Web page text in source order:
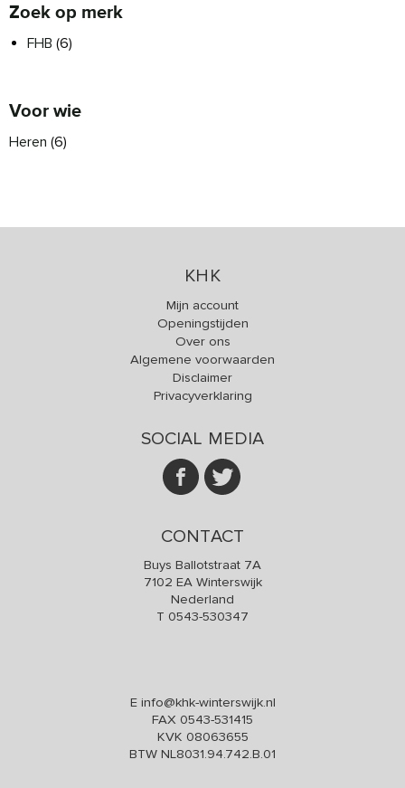
Zoek op merk
FHB (6)
Voor wie
Heren (6)
KHK
Mijn account
Openingstijden
Over ons
Algemene voorwaarden
Disclaimer
Privacyverklaring
SOCIAL MEDIA
CONTACT
Buys Ballotstraat 7A
7102 EA Winterswijk
Nederland
T 0543-530347
E info@khk-winterswijk.nl
FAX 0543-531415
KVK 08063655
BTW NL8031.94.742.B.01